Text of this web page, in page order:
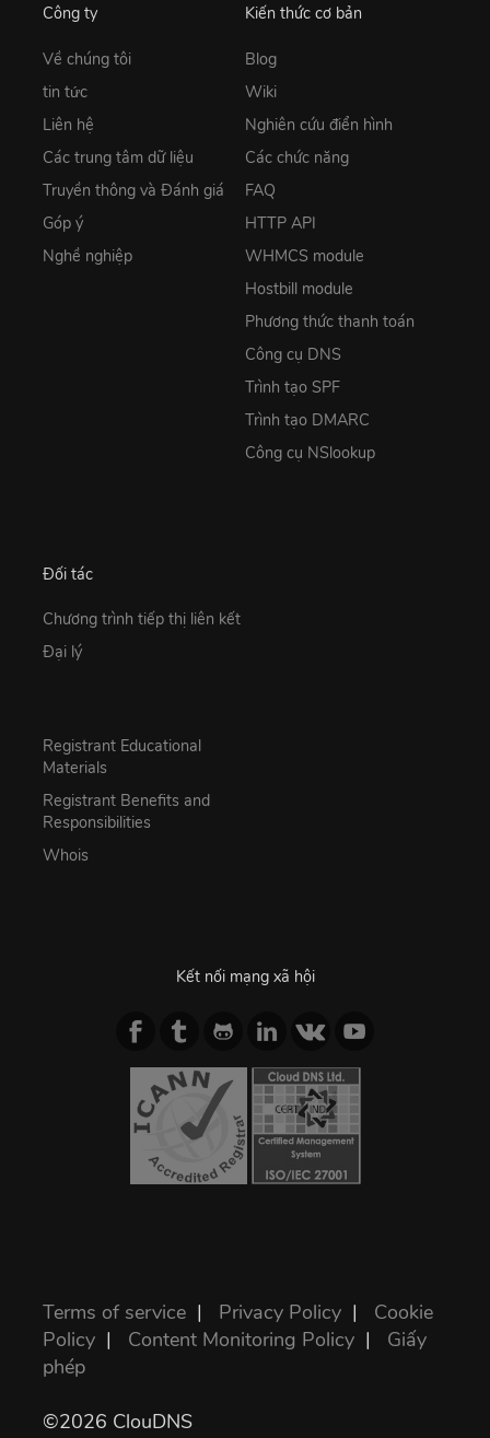
Công ty
Về chúng tôi
tin tức
Liên hệ
Các trung tâm dữ liệu
Truyền thông và Đánh giá
Góp ý
Nghề nghiệp
Kiến thức cơ bản
Blog
Wiki
Nghiên cứu điển hình
Các chức năng
FAQ
HTTP API
WHMCS module
Hostbill module
Phương thức thanh toán
Công cụ DNS
Trình tạo SPF
Trình tạo DMARC
Công cụ NSlookup
Đối tác
Chương trình tiếp thị liên kết
Đại lý
Registrant Educational
Materials
Registrant Benefits and
Responsibilities
Whois
Kết nối mạng xã hội
Terms of service | Privacy Policy | Cookie
Policy | Content Monitoring Policy | Giấy
phép
©2026 ClouDNS